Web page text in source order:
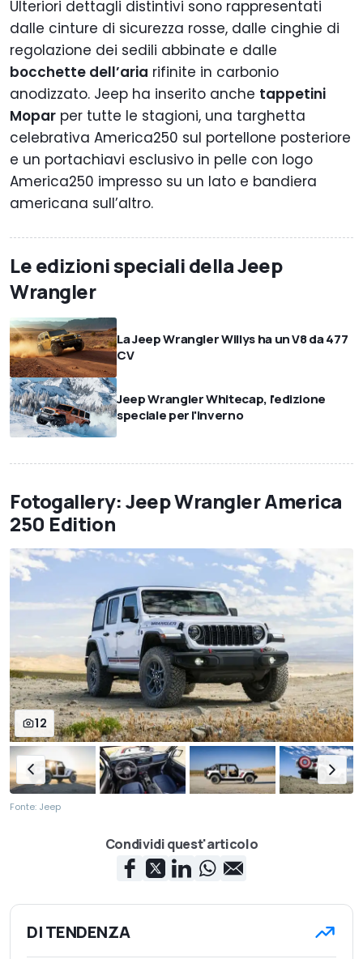
Ulteriori dettagli distintivi sono rappresentati
dalle cinture di sicurezza rosse, dalle cinghie di
regolazione dei sedili abbinate e dalle
bocchette dell’aria rifinite in carbonio
anodizzato. Jeep ha inserito anche tappetini
Mopar per tutte le stagioni, una targhetta
celebrativa America250 sul portellone posteriore
e un portachiavi esclusivo in pelle con logo
America250 impresso su un lato e bandiera
americana sull’altro.
Le edizioni speciali della Jeep
Wrangler
La Jeep Wrangler Willys ha un V8 da 477
CV
Jeep Wrangler Whitecap, l'edizione
speciale per l'inverno
Fotogallery: Jeep Wrangler America
250 Edition
12
Fonte: Jeep
Condividi quest'articolo
DI TENDENZA